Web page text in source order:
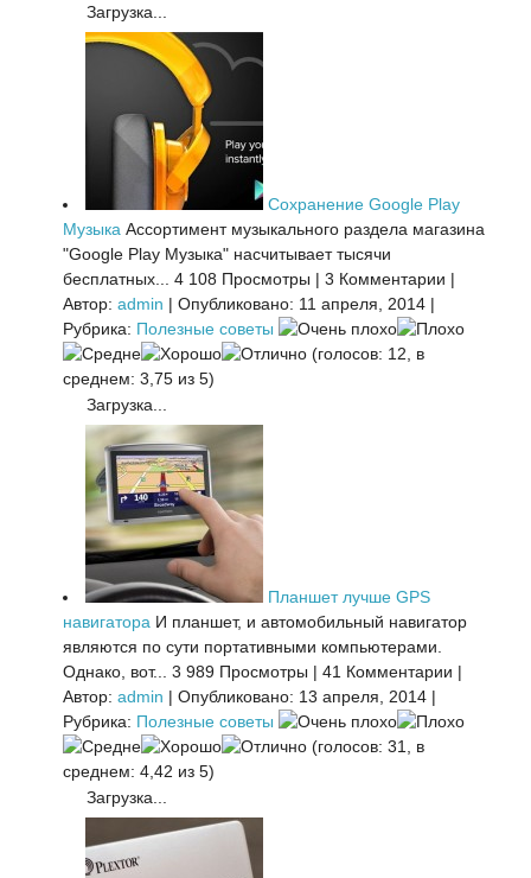
Загрузка...
Сохранение Google Play
Музыка Ассортимент музыкального раздела магазина
"Google Play Музыка" насчитывает тысячи
бесплатных...
4 108 Просмотры | 3 Комментарии |
Автор: admin | Опубликовано: 11 апреля, 2014 |
Рубрика: Полезные советы
(голосов: 12, в
среднем: 3,75 из 5)
Загрузка...
Планшет лучше GPS
навигатора И планшет, и автомобильный навигатор
являются по сути портативными компьютерами.
Однако, вот...
3 989 Просмотры | 41 Комментарии |
Автор: admin | Опубликовано: 13 апреля, 2014 |
Рубрика: Полезные советы
(голосов: 31, в
среднем: 4,42 из 5)
Загрузка...